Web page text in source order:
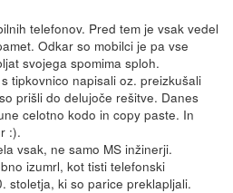
telefonov. Pred tem je vsak vedel
Odkar so mobilci je pa vse
svojega spomima sploh.
tipkovnico napisali oz. preizkušali
prišli do delujoče rešitve. Danes
celotno kodo in copy paste. In
:).
vsak, ne samo MS inžinerji.
izumrl, kot tisti telefonski
stoletja, ki so parice preklapljali.